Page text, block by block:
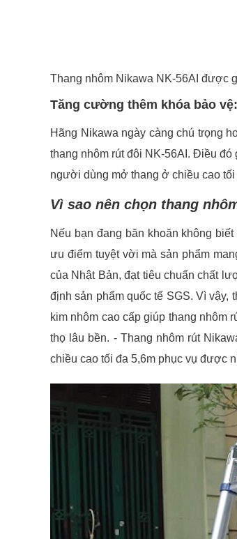
Thang nhôm Nikawa NK-56AI được
Tăng cường thêm khóa bảo vệ:
Hãng Nikawa ngày càng chú trọng
thang nhôm rút đôi NK-56AI. Điều
người dùng mở thang ở chiều cao tối
Vì sao nên chọn thang
Nếu bạn đang băn khoăn không
ưu điểm tuyệt vời mà sản phẩm
của Nhật Bản, đạt tiêu chuẩn chất
định sản phẩm quốc tế SGS. Vì
kim nhôm cao cấp giúp thang nhôm
thọ lâu bền. - Thang nhôm rút
chiều cao tối đa 5,6m phục vụ được